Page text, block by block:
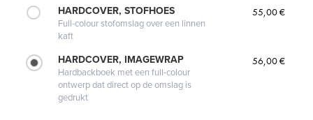
HARDCOVER, STOFHOES
Full-colour stofomslag over een linnen
kaft
55,00 €
HARDCOVER, IMAGEWRAP
Hardbackboek met een full-colour
ontwerp dat direct op de omslag is
gedrukt
56,00 €